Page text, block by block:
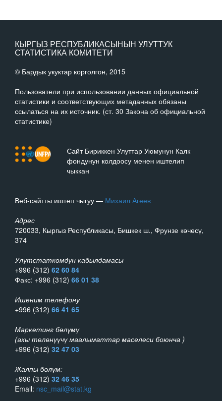
КЫРГЫЗ РЕСПУБЛИКАСЫНЫН УЛУТТУК
СТАТИСТИКА КОМИТЕТИ
© Бардык укуктар корголгон, 2015
Пользователи при использовании данных официальной
статистики и соответствующих метаданных обязаны
ссылаться на их источник. (ст. 30 Закона об официальной
статистике)
Сайт Бириккен Улуттар Уюмунун Калк
фондунун колдоосу менен иштелип
чыккан
Веб-сайтты иштеп чыгуу — Михаил Агеев
Адрес
720033, Кыргыз Республикасы, Бишкек ш., Фрунзе көчөсү,
374
Улутстаткомдун кабылдамасы
+996 (312) 62 60 84
Факс: +996 (312) 66 01 38
Ишеним телефону
+996 (312) 66 41 65
Маркетинг бөлүмү
(акы төлөнүүчү маалыматтар маселеси боюнча )
+996 (312) 32 47 03
Жалпы бөлүм:
+996 (312) 32 46 35
Email: nsc_mail@stat.kg